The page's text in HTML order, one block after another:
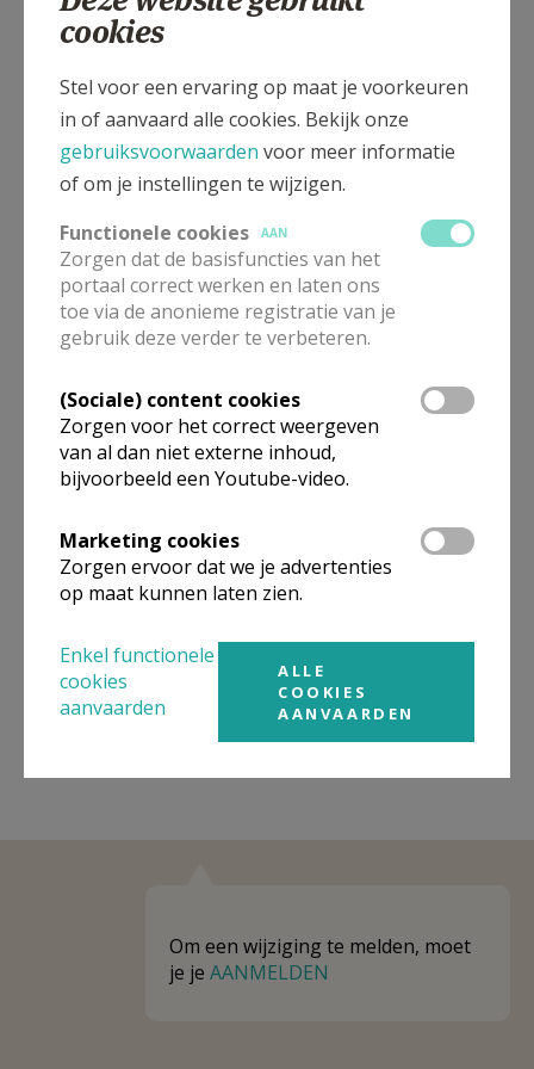
onderstaande lijst kan je het aanbod van kerken in de buurt
raadplegen.
Omgeving
Niet gevonden wat je zocht? Hier vind je
links naar kerken, eventueel van andere
Kerken in of nabij
KASTER
Om een wijziging te melden, moet
je je AANMELDEN
cookies
Stel voor een ervaring op maat je voorkeuren
in of aanvaard alle cookies. Bekijk onze
gebruiksvoorwaarden voor meer informatie
of om je instellingen te wijzigen.
Functionele cookies
AAN
Zorgen dat de basisfuncties van het
portaal correct werken en laten ons
toe via de anonieme registratie van je
gebruik deze verder te verbeteren.
(Sociale) content cookies
Zorgen voor het correct weergeven
van al dan niet externe inhoud,
bijvoorbeeld een Youtube-video.
Marketing cookies
Zorgen ervoor dat we je advertenties
op maat kunnen laten zien.
Enkel functionele
cookies
aanvaarden
ALLE
COOKIES
AANVAARDEN